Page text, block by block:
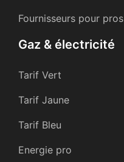
Fournisseurs pour pros
Gaz & électricité
Tarif Vert
Tarif Jaune
Tarif Bleu
Energie pro